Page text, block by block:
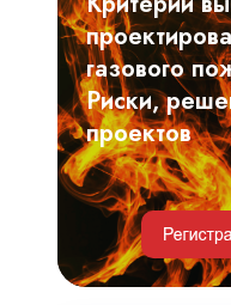
пожаротушения.
Риски,
решения
и
примеры
проектов
газового
Риски,
проектов